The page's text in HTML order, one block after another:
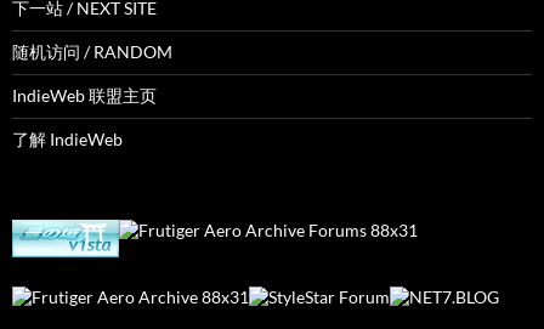
下一站 / NEXT SITE
随机访问 / RANDOM
IndieWeb 联盟主页
了解 IndieWeb